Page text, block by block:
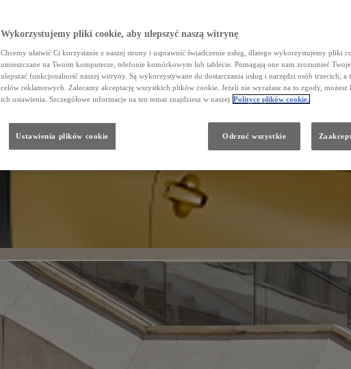
Wykorzystujemy pliki cookie, aby ulepszyć naszą witrynę
Chcemy ułatwić Ci korzystanie z naszej strony i usprawnić świadczenie usług, dlatego wykorzystujemy pliki
umieszczane na Twoim komputerze, telefonie komórkowym lub tablecie. Pomagają one nam zrozumieć
ulepszać funkcjonalność naszej witryny. Są wykorzystywane do dostarczania usług i narzędzi osób trzecich, a
celów reklamowych. Zalecamy akceptację wszystkich plików cookie. Jeżeli nie wyrażasz na to zgody, możesz
ich ustawienia. Szczegółowe informacje na ten temat znajdziesz w naszej Polityce plików cookie.
Odrzuć wszystkie
Ustawienia plików cookie